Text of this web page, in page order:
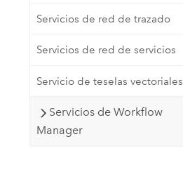
Servicios de red de trazado
Servicios de red de servicios
Servicio de teselas vectoriales
Servicios de Workflow
Manager